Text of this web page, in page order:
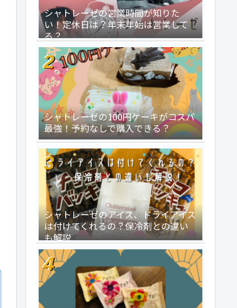
シャトレーゼの営業時間が知りた
い！定休日は？年末年始は営業して
る？
シャトレーゼの100円ケーキがコスパ
最強！予約なしで購入できる？
シャトレーゼのアイス、ドライアイス
は付けてくれるの？保冷剤との違い
も解説